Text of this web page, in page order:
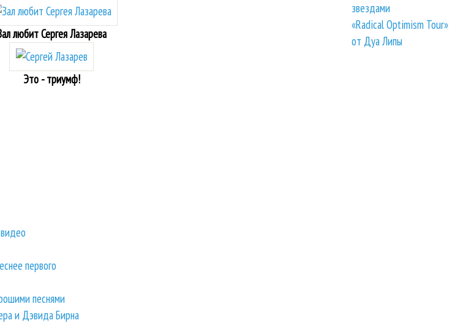
любит Сергея Лазарева
Это - триумф!
первого
песнями
и Дэвида Бирна
звездами
«Radical Optimism Tour»
от Дуа Липы